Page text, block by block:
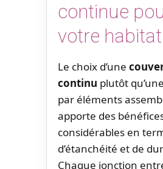
continue
votre habitat
Le choix d’une
continu plutôt
par éléments
apporte des
considérables en
d’étanchéité et de
Chaque jonction